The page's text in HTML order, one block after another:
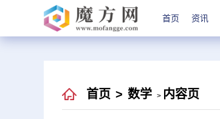
首页 资讯
首页 > 数学 > 内容页